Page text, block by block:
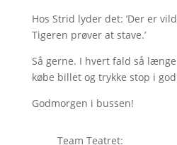
Hos Strid lyder det: ’Der er
Tigeren prøver at stave.’
Så gerne. I hvert fald så
købe billet og trykke stop i
Godmorgen i bussen!
Team Teatret: